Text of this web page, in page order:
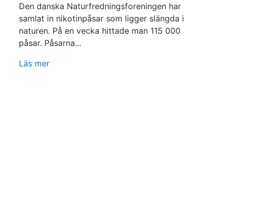
Den danska Naturfredningsforeningen har
samlat in nikotinpåsar som ligger slängda i
naturen. På en vecka hittade man 115 000
påsar. Påsarna...
Läs mer